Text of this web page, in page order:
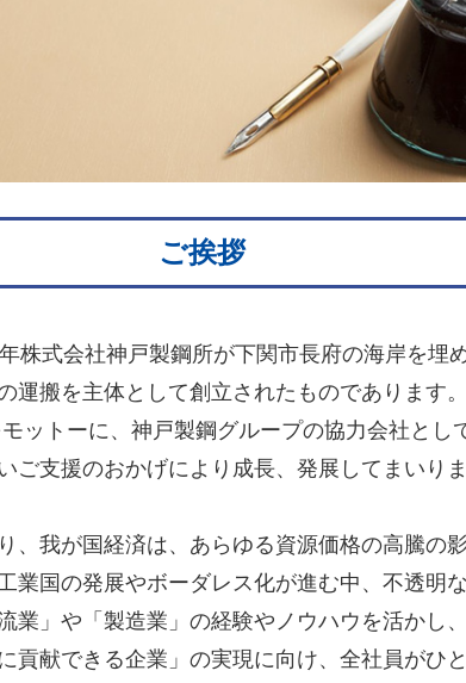
ご挨拶
株式会社神戸製鋼所が下関市長府の海岸を埋
運搬を主体として創立されたものであります
ットーに、神戸製鋼グループの協力会社とし
ご支援のおかげにより成長、発展してまいりま
、我が国経済は、あらゆる資源価格の高騰の
業国の発展やボーダレス化が進む中、不透明
業」や「製造業」の経験やノウハウを活かし
貢献できる企業」の実現に向け、全社員がひ